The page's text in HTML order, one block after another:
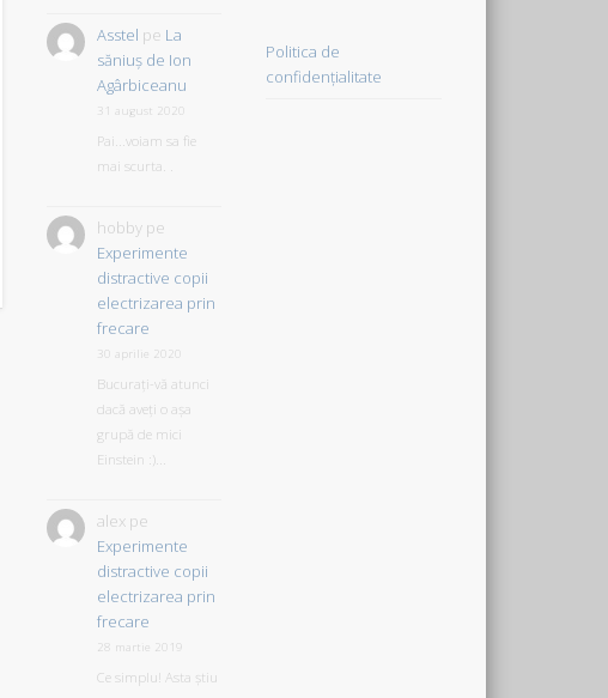
Asstel pe La
săniuş de Ion
Agârbiceanu
31 august 2020
Pai...voiam sa fie
mai scurta. .
hobbype
Experimente
distractive copii
electrizarea prin
frecare
30 aprilie 2020
Bucurați-vă atunci
dacă aveți o așa
grupă de mici
Einstein :)...
alexpe
Experimente
distractive copii
electrizarea prin
frecare
28 martie 2019
Ce simplu! Asta știu
Politica de
confidențialitate